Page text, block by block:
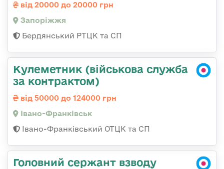
від 20000 до 20000 грн
Запоріжжя
Бердянський РТЦК та СП
Кулеметник (військова служба
за контрактом)
від 50000 до 124000 грн
Івано-Франківськ
Івано-Франківський ОТЦК та СП
Головний сержант взводу